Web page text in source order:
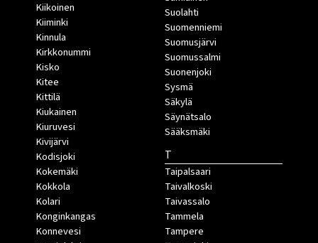
Kiikoinen
Kiiminki
Kinnula
Kirkkonummi
Kisko
Kitee
Kittilä
Kiukainen
Kiuruvesi
Kivijärvi
Kodisjoki
Kokemäki
Kokkola
Kolari
Konginkangas
Konnevesi
Suolahti
Suomenniemi
Suomusjärvi
Suomussalmi
Suonenjoki
Sysmä
Säkylä
Säynätsalo
Sääksmäki
T
Taipalsaari
Taivalkoski
Taivassalo
Tammela
Tampere